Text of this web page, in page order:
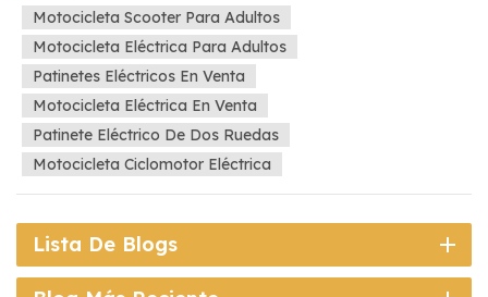
esenciales para acampar, lo que lo convierte en un verdadero
caballo de batalla tanto para los viajes urbanos como para
las aventuras suburbanas. La entrega de energía es perfecta
:Su robusto sistema de suspensión asegura una conducción
confortable, incluso en caminos con baches o badenes,
minimizando las sacudidas y la fatiga durante viajes largos.
Gran capacidad de batería. Duración prolongada. rango: Con
una batería de larga duración, permite viajes diarios de hasta
una semana con solo una o dos cargas. Para escapadas
espontáneas a las afueras, no hay miedo de quedarse tirado
a mitad del viaje. Cada detalle cuida la experiencia del
Motocicleta Scooter Para Adultos
Motocicleta Eléctrica Para Adultos
Patinetes Eléctricos En Venta
Motocicleta Eléctrica En Venta
Patinete Eléctrico De Dos Ruedas
Motocicleta Ciclomotor Eléctrica
Lista De Blogs